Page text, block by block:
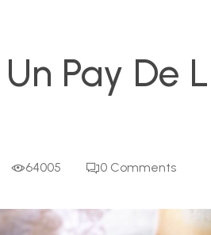
Pay De
64005 0 Comments